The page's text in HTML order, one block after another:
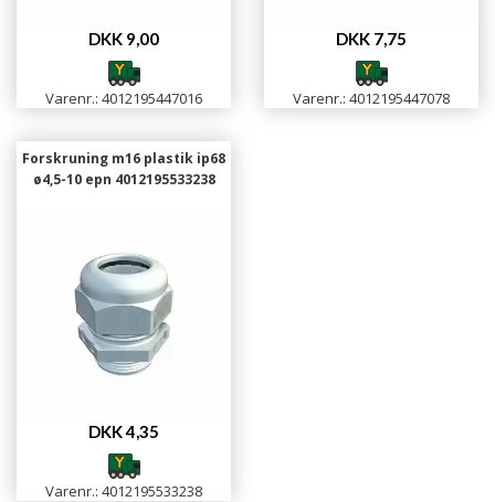
DKK 9,00
Varenr.: 4012195447016
DKK 7,75
Varenr.: 4012195447078
Forskruning m16 plastik ip68
ø4,5-10 epn 4012195533238
DKK 4,35
Varenr.: 4012195533238